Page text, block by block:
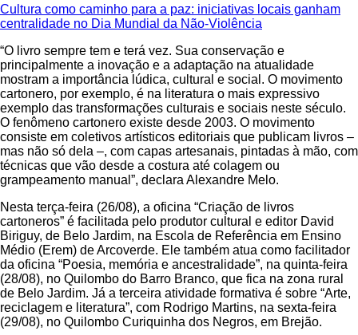
Cultura como caminho para a paz: iniciativas locais ganham
centralidade no Dia Mundial da Não-Violência
“O livro sempre tem e terá vez. Sua conservação e
principalmente a inovação e a adaptação na atualidade
mostram a importância lúdica, cultural e social. O movimento
cartonero, por exemplo, é na literatura o mais expressivo
exemplo das transformações culturais e sociais neste século.
O fenômeno cartonero existe desde 2003. O movimento
consiste em coletivos artísticos editoriais que publicam livros –
mas não só dela –, com capas artesanais, pintadas à mão, com
técnicas que vão desde a costura até colagem ou
grampeamento manual”, declara Alexandre Melo.
Nesta terça-feira (26/08), a oficina “Criação de livros
cartoneros” é facilitada pelo produtor cultural e editor David
Biriguy, de Belo Jardim, na Escola de Referência em Ensino
Médio (Erem) de Arcoverde. Ele também atua como facilitador
da oficina “Poesia, memória e ancestralidade”, na quinta-feira
(28/08), no Quilombo do Barro Branco, que fica na zona rural
de Belo Jardim. Já a terceira atividade formativa é sobre “Arte,
reciclagem e literatura”, com Rodrigo Martins, na sexta-feira
(29/08), no Quilombo Curiquinha dos Negros, em Brejão.